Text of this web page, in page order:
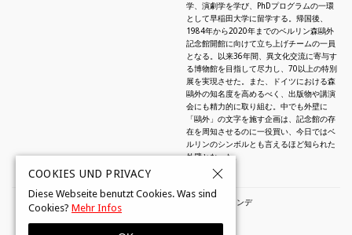
学、演劇学を学び、PhDプログラムの一環
として早稲田大学に留学する。帰国後、
1984年から2020年までのベルリン森鷗外
記念館開館に向けて立ち上げチームの一員
となる。以来36年間、異文化交流に寄与す
る博物館を目指して尽力し、70以上の特別
展を実現させた。また、ドイツにおける森
鷗外の知名度を高めるべく、出版物や講演
会にも精力的に取り組む。中でも外壁に
「鷗外」の文字を施す企画は、記念館の存
在を周知させるのに一役買い、今日ではベ
ルリンのシンボルとも言えるほど知られた
外壁となった。
© 2026 by Beate Wonde・ベアーテ・ヴォンデ
COOKIES UND PRIVACY
Diese Webseite benutzt Cookies. Was sind
Cookies? Mehr Infos